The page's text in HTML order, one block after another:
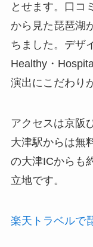
とせます。口コ
から見た琵琶湖
ちました。デザ
Healthy・
演出にこだわり
アクセスは京阪
大津駅からは無
の大津ICからも
立地です。
楽天トラベルで